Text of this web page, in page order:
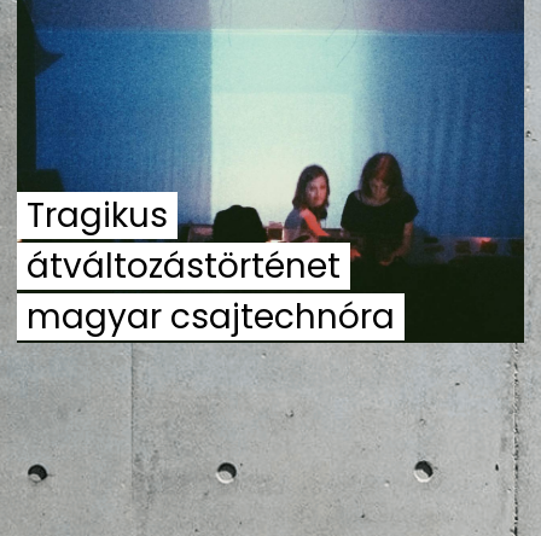
ZENE
IMPRESSZUM
ADATKEZELÉSI TÁJÉKOZTATÓ
Tragikus
átváltozástörténet
magyar csajtechnóra